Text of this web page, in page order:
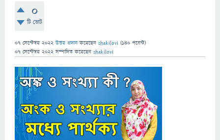
0
টি ভোট
07 সেপ্টেম্বর 2022 উত্তর প্রদান করেছেন shakilovi (140 পয়েন্ট)
07 সেপ্টেম্বর 2022 সম্পাদিত করেছেন shakilovi